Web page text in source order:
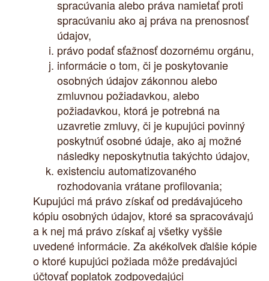
spracúvania alebo práva namietať proti
spracúvaniu ako aj práva na prenosnosť
údajov,
právo podať sťažnosť dozornému orgánu,
informácie o tom, či je poskytovanie
osobných údajov zákonnou alebo
zmluvnou požiadavkou, alebo
požiadavkou, ktorá je potrebná na
uzavretie zmluvy, či je kupujúci povinný
poskytnúť osobné údaje, ako aj možné
následky neposkytnutia takýchto údajov,
existenciu automatizovaného
rozhodovania vrátane profilovania;
Kupujúci má právo získať od predávajúceho
kópiu osobných údajov, ktoré sa spracovávajú
a k nej má právo získať aj všetky vyššie
uvedené informácie. Za akékoľvek ďalšie kópie
o ktoré kupujúci požiada môže predávajúci
účtovať poplatok zodpovedajúci